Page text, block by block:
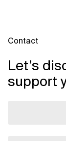
Contact
Let’s
support